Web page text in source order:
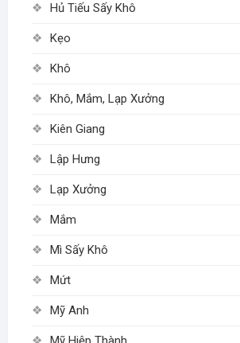
Hủ Tiếu Sấy Khô
Kẹo
Khô
Khô, Mắm, Lạp Xưởng
Kiên Giang
Lập Hưng
Lạp Xưởng
Mắm
Mì Sấy Khô
Mứt
Mỹ Anh